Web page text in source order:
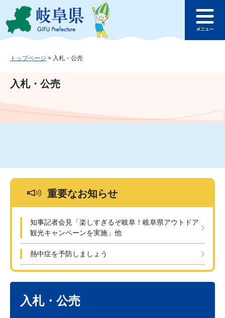
ジ
ュ
文
このページの本文へ
ュ
トップページ > 入札・公売
入札・公売
重要なお知らせ
知事記者会見「楽しすぎるぞ岐阜！岐阜県アウトドア
観光キャンペーンを実施」他
熱中症を予防しましょう
入札・公売